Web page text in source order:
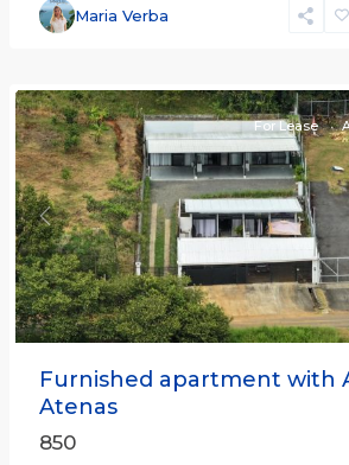
Maria Verba
Alajuela
(Province)
Previous
For Lease
Furnished apartment with
Atenas
850